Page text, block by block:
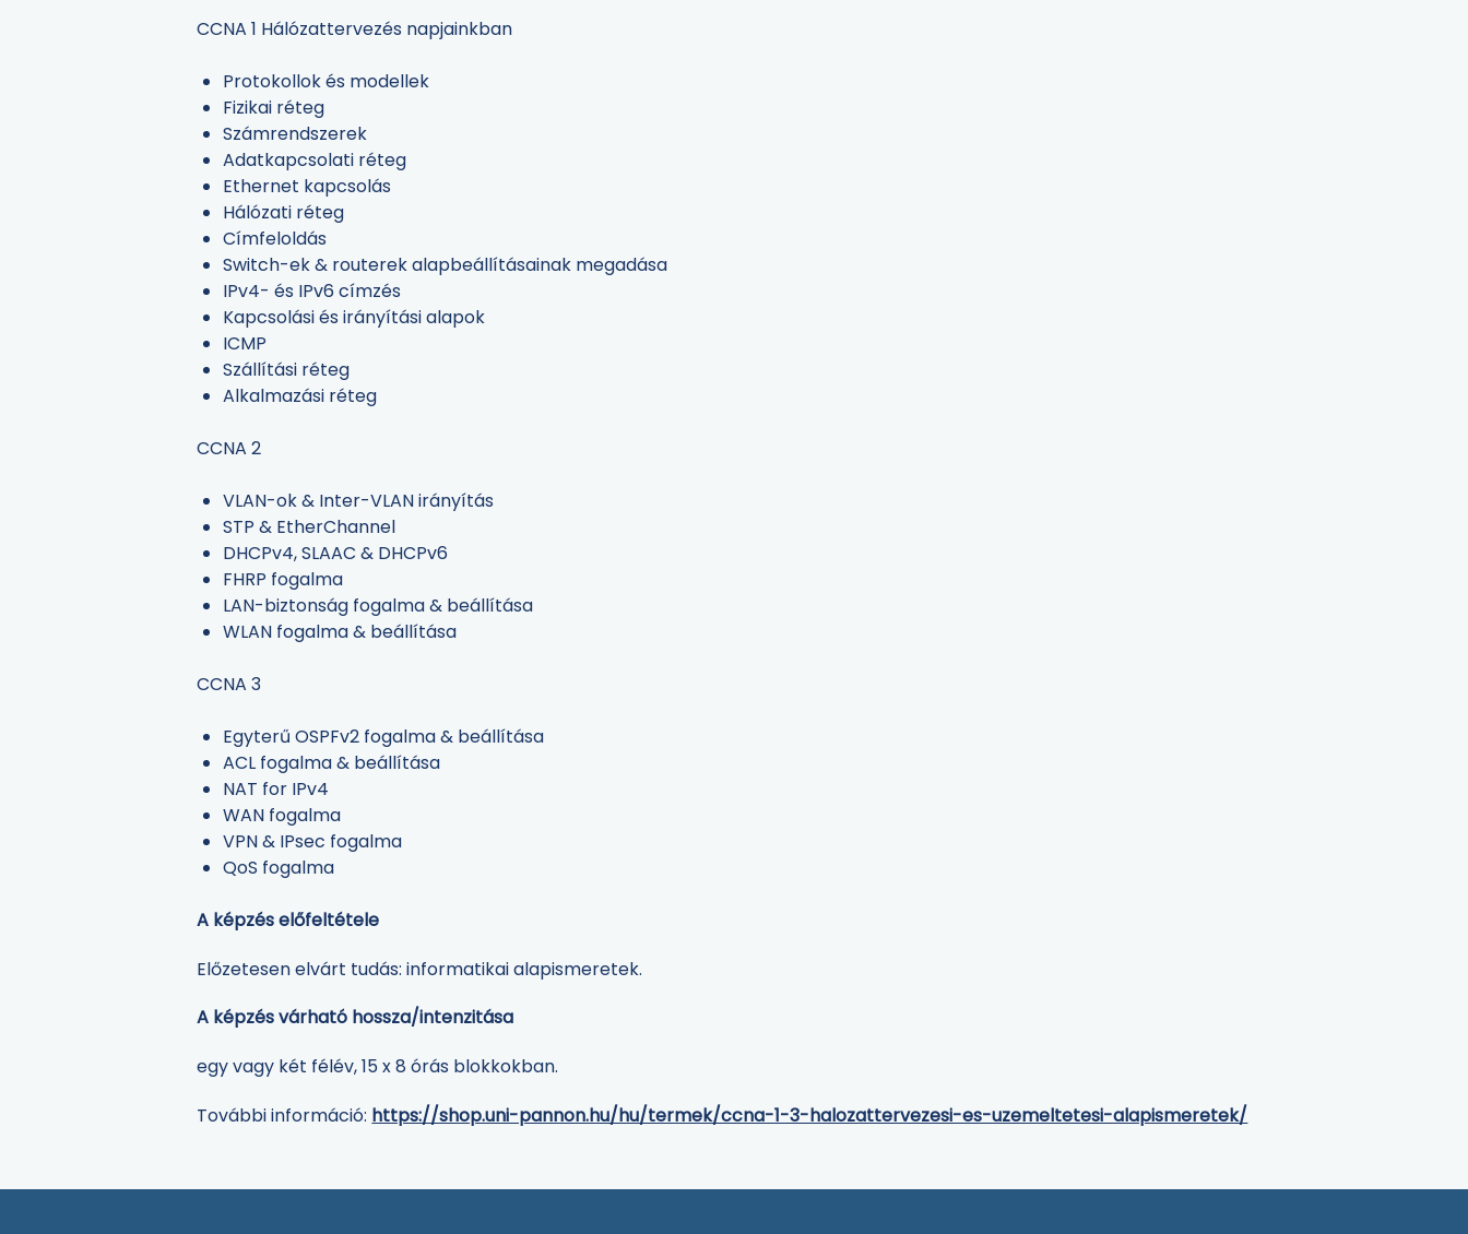
CCNA 1 Hálózattervezés napjainkban
Protokollok és modellek
Fizikai réteg
Számrendszerek
Adatkapcsolati réteg
Ethernet kapcsolás
Hálózati réteg
Címfeloldás
Switch-ek & routerek alapbeállításainak megadása
IPv4- és IPv6 címzés
Kapcsolási és irányítási alapok
ICMP
Szállítási réteg
Alkalmazási réteg
CCNA 2
VLAN-ok & Inter-VLAN irányítás
STP & EtherChannel
DHCPv4, SLAAC & DHCPv6
FHRP fogalma
LAN-biztonság fogalma & beállítása
WLAN fogalma & beállítása
CCNA 3
Egyterű OSPFv2 fogalma & beállítása
ACL fogalma & beállítása
NAT for IPv4
WAN fogalma
VPN & IPsec fogalma
QoS fogalma
A képzés előfeltétele
Előzetesen elvárt tudás: informatikai alapismeretek.
A képzés várható hossza/intenzitása
egy vagy két félév, 15 x 8 órás blokkokban.
További információ: https://shop.uni-pannon.hu/hu/termek/ccna-1-3-halozattervezesi-es-uzemeltetesi-alapismeretek/